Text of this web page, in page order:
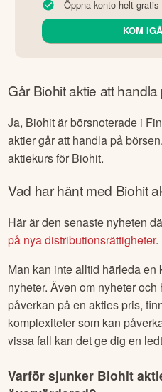
Öppna konto helt
KOM
GårBiohitaktie att handla
Ja, Biohitär börsnoterade i
aktier går att handla på börsen.
aktiekurs för Biohit.
Vad har hänt med Biohit
Här är den senaste nyheten
på nya distributionsrättigheter.
Man kan inte alltid härleda en
nyheter. Även om nyheter
påverkan på en akties pris,
komplexiteter som kan
vissa fall kan det ge dig en
Varför sjunker Biohit